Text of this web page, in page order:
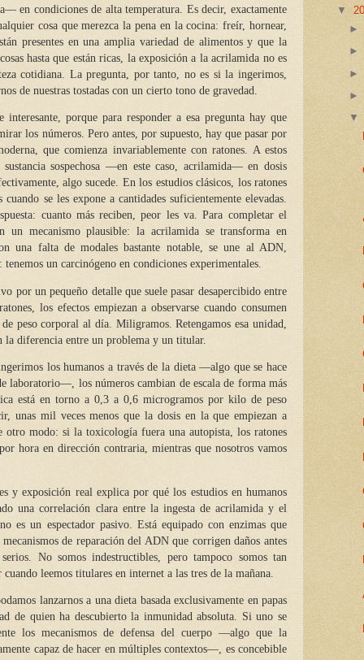
en condiciones de alta temperatura. Es decir, exactamente
cosa que merezca la pena en la cocina: freír, hornear,
presentes en una amplia variedad de alimentos y que la
hasta que están ricas, la exposición a la acrilamida no es
cotidiana. La pregunta, por tanto, no es si la ingerimos,
de nuestras tostadas con un cierto tono de gravedad.
porque para responder a esa pregunta hay que
los números. Pero antes, por supuesto, hay que pasar por
que comienza invariablemente con ratones. A estos
sospechosa —en este caso, acrilamida— en dosis
algo sucede. En los estudios clásicos, los ratones
se les expone a cantidades suficientemente elevadas.
cuanto más reciben, peor les va. Para completar el
un mecanismo plausible: la acrilamida se transforma en
una falta de modales bastante notable, se une al ADN,
un carcinógeno en condiciones experimentales.
por un pequeño detalle que suele pasar desapercibido entre
los efectos empiezan a observarse cuando consumen
peso corporal al día. Miligramos. Retengamos esa unidad,
la diferencia entre un problema y un titular.
los humanos a través de la dieta —algo que se hace
laboratorio—, los números cambian de escala de forma más
está en torno a 0,3 a 0,6 microgramos por kilo de peso
unas mil veces menos que la dosis en la que empiezan a
otro modo: si la toxicología fuera una autopista, los ratones
hora en dirección contraria, mientras que nosotros vamos
y exposición real explica por qué los estudios en humanos
una correlación clara entre la ingesta de acrilamida y el
es un espectador pasivo. Está equipado con enzimas que
de reparación del ADN que corrigen daños antes
No somos indestructibles, pero tampoco somos tan
leemos titulares en internet a las tres de la mañana.
lanzarnos a una dieta basada exclusivamente en papas
de quien ha descubierto la inmunidad absoluta. Si uno se
los mecanismos de defensa del cuerpo —algo que la
capaz de hacer en múltiples contextos—, es concebible
▼